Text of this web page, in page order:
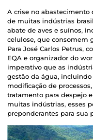
A crise no abastecimento
de muitas indústrias
abate de aves e suínos,
celulose, que consomem
Para José Carlos Petrus,
EQA e organizador do
imperativo que as
gestão da água, incluindo
modificação de
tratamento para despejo
muitas indústrias, esses
preponderantes para sua